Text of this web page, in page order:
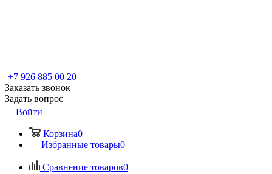
+7 926 885 00 20
Заказать звонок
Задать вопрос
Войти
Корзина0
Избранные товары0
Сравнение товаров0